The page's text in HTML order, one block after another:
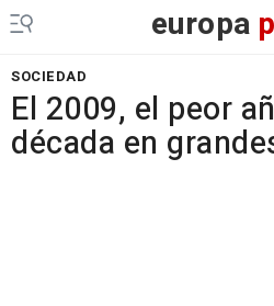
europa
SOCIEDAD
El 2009, el peor
década en